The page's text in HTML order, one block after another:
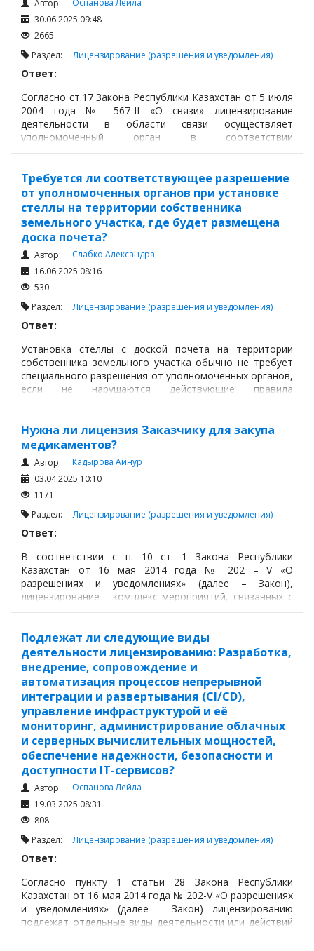
Автор:
Оспанова Лейла
30.06.2025 09:48
2665
Раздел:Лицензирование (разрешения и уведомления)
Ответ:
Согласно ст.17 Закона Республики Казахстан от 5 июля
2004 года № 567-II «О связи» лицензирование
деятельности в области связи осуществляет
уполномоченный орган в соответствии
с законодательством Республики Казахстан о
Требуется ли соответствующее разрешение
от уполномоченных органов при установке
стеллы на территории собственника
земельного участка, где будет размещена
доска почета?
Автор:
Слабко Александра
16.06.2025 08:16
530
Раздел:Лицензирование (разрешения и уведомления)
Ответ:
Установка стеллы с доской почета на территории
собственника земельного участка обычно не требует
специального разрешения от уполномоченных органов,
если не нарушаются действующие правила
землепользования и застройки, а также не
согласования.
Нужна ли лицензия Заказчику для закупа
медикаментов?
Автор:
Кадырова Айнур
03.04.2025 10:10
1171
Раздел:Лицензирование (разрешения и уведомления)
Ответ:
В соответствии с п. 10 ст. 1 Закона Республики
Казахстан от 16 мая 2014 года № 202 – V «О
разрешениях и уведомлениях» (далее – Закон),
лицензирование - комплекс мероприятий, связанных с
выдачей и переоформлением лицензии и (или)
приложений к лицензии, осуществлением
разрешительного контроля, приостановлением,
возобновлением и прекращением действия лицензии и
(или) приложений к лицензии.
Подлежат ли следующие виды
деятельности лицензированию: Разработка,
внедрение, сопровождение и
автоматизация процессов непрерывной
интеграции и развертывания (CI/CD),
управление инфраструктурой и её
мониторинг, администрирование облачных
и серверных вычислительных мощностей,
обеспечение надежности, безопасности и
доступности IT-сервисов?
Автор:
Оспанова Лейла
19.03.2025 08:31
808
Раздел:Лицензирование (разрешения и уведомления)
Ответ:
Согласно пункту 1 статьи 28 Закона Республики
Казахстан от 16 мая 2014 года № 202-V «О разрешениях
и уведомлениях» (далее – Закон) лицензированию
подлежат отдельные виды деятельности или действий
(операций) в следующих сферах: